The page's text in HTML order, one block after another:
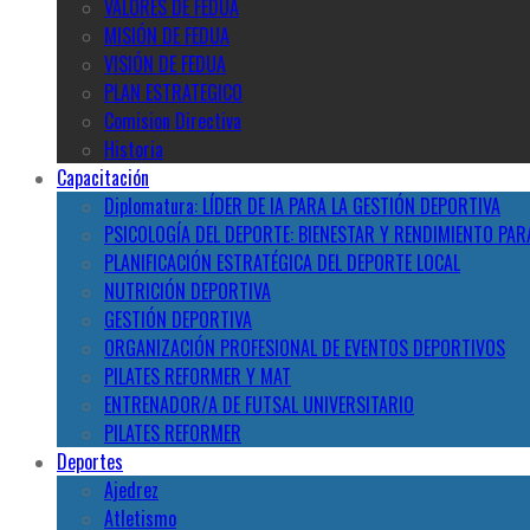
VALORES DE FEDUA
MISIÓN DE FEDUA
VISIÓN DE FEDUA
PLAN ESTRATEGICO
Comision Directiva
Historia
Capacitación
Diplomatura: LÍDER DE IA PARA LA GESTIÓN DEPORTIVA
PSICOLOGÍA DEL DEPORTE: BIENESTAR Y RENDIMIENTO
PLANIFICACIÓN ESTRATÉGICA DEL DEPORTE LOCAL
NUTRICIÓN DEPORTIVA
GESTIÓN DEPORTIVA
ORGANIZACIÓN PROFESIONAL DE EVENTOS DEPORTIVOS
PILATES REFORMER Y MAT
ENTRENADOR/A DE FUTSAL UNIVERSITARIO
PILATES REFORMER
Deportes
Ajedrez
Atletismo